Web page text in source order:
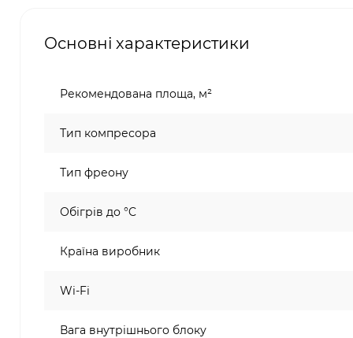
Основні характеристики
Рекомендована площа, м²
Тип компресора
Тип фреону
Обігрів до °C
Країна виробник
Wi-Fi
Вага внутрішнього блоку